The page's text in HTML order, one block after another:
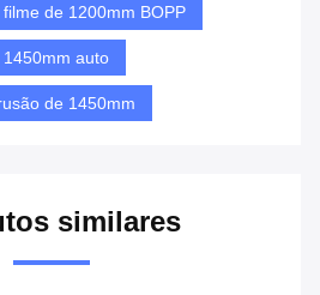
de 1200mm BOPP
auto
de 1450mm
similares